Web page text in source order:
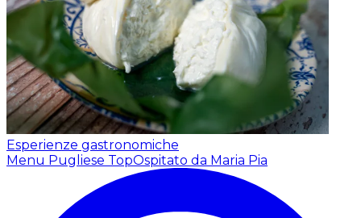
Esperienze gastronomiche
Menu Pugliese TopOspitato da Maria Pia